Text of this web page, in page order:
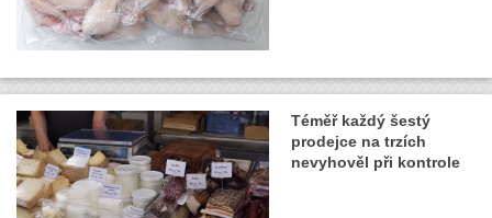
Téměř každý šestý
prodejce na trzích
nevyhověl při kontrole